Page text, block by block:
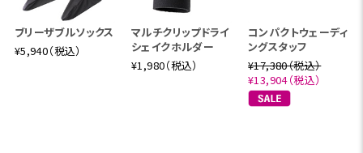
ブリーザブルソックス
¥5,940（税込）
マルチクリップドライ
シェイクホルダー
¥1,980（税込）
コンパクトウェーディ
ングスタッフ
¥17,380（税込）
¥13,904（税込）